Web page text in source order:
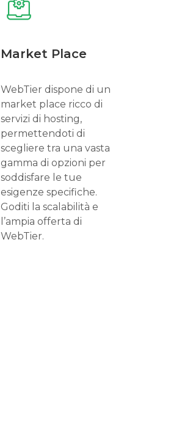
Market Place
WebTier dispone di un
market place ricco di
servizi di hosting,
permettendoti di
scegliere tra una vasta
gamma di opzioni per
soddisfare le tue
esigenze specifiche.
Goditi la scalabilità e
l’ampia offerta di
WebTier.